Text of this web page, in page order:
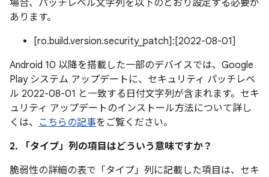
場合、パッチレベル文字列を以下のとおり設定する必要が
あります。
[ro.build.version.security_patch]:[2022-08-01]
Android 10 以降を搭載した一部のデバイスでは、Google
Play システム アップデートに、セキュリティ パッチレベ
ル 2022-08-01 と一致する日付文字列が含まれます。セキ
ュリティ アップデートのインストール方法について詳し
くは、 こちらの記事をご覧ください。
2. 「タイプ」 列の項目はどういう意味ですか？
脆弱性の詳細の表で「タイプ」 列に記載した項目は、セキ